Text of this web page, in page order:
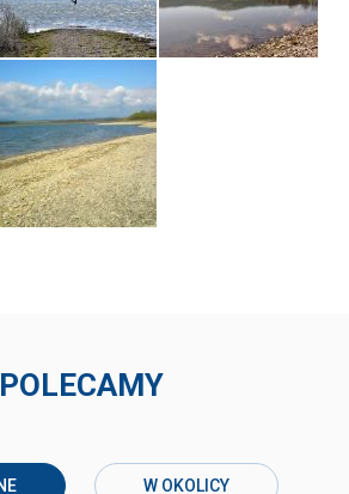
POLECAMY
W OKOLICY